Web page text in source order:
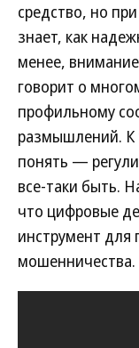
средство, но
знает, как
менее,
говорит о
профильному
размышлений. К
понять —
все-таки быть.
что цифровые
инструмент для
мошенничества.